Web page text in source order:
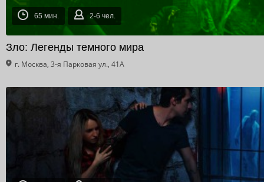
65 мин. 2-6 чел.
Зло: Легенды темного мира
г. Москва, 3-я Парковая ул., 41А